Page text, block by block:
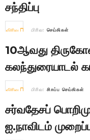
சந்திப்பு
விரிவு பிரிவு: செய்திகள்
10ஆவது
கலந்துரையாடல்
விரிவு பிரிவு: சிறப்பு செய்திகள்
சர்வதேசப்
ஐ.நாவிடம்